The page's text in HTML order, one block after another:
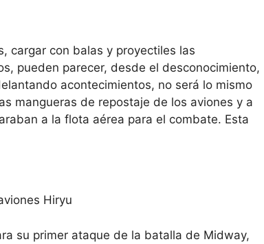
cargar con balas y proyectiles las
pueden parecer, desde el desconocimiento,
acontecimientos, no será lo mismo
mangueras de repostaje de los aviones y a
a la flota aérea para el combate. Esta
Hiryu
su primer ataque de la batalla de Midway,